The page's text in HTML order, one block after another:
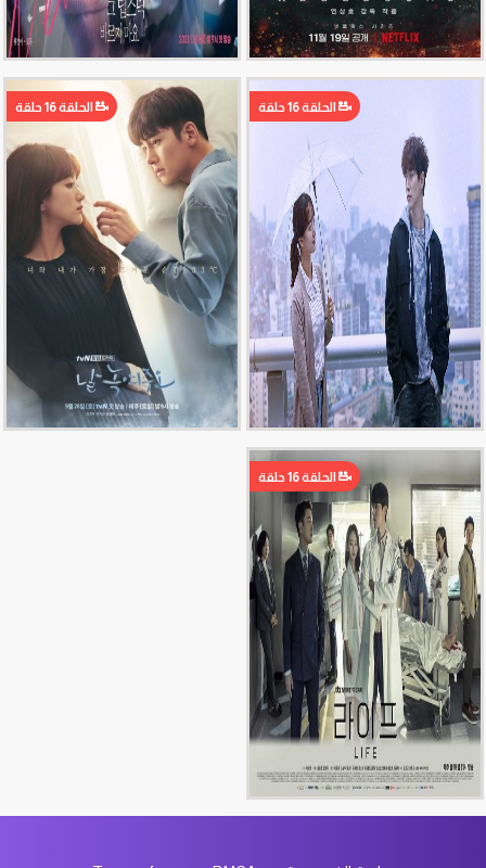
الحلقة 16 حلقة الحلقة 16 حلقة
الحلقة 16 حلقة